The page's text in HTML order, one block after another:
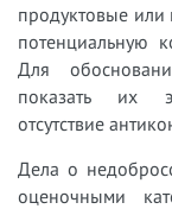
продуктовые или
потенциальную
Для
показать их
отсутствие
Дела о
оценочными